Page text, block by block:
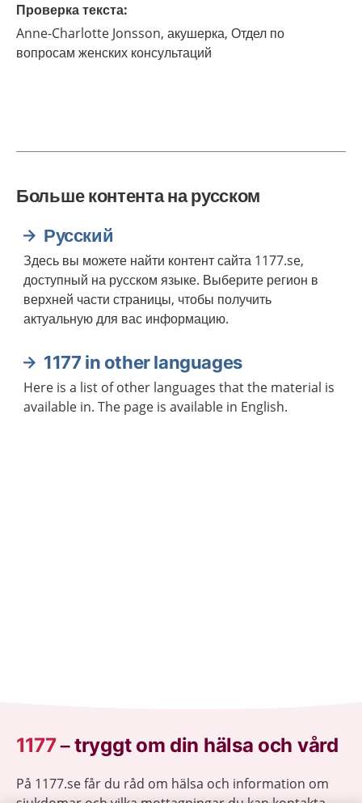
Проверка текста:
Anne-Charlotte Jonsson, акушерка, Отдел по
вопросам женских консультаций
Больше контента на русском
Русский
Здесь вы можете найти контент сайта 1177.se,
доступный на русском языке. Выберите регион в
верхней части страницы, чтобы получить
актуальную для вас информацию.
1177 in other languages
Here is a list of other languages that the material is
available in. The page is available in English.
1177–tryggt om din hälsa och vård
På 1177.se får du råd om hälsa och information om